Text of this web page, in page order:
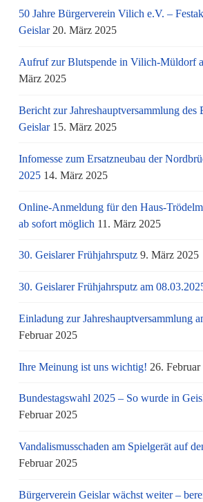
50 Jahre Bürgerverein Vilich e.V. –
Geislar 20. März 2025
Aufruf zur Blutspende in Vilich-Müldorf
März 2025
Bericht zur Jahreshauptversammlung des
Geislar 15. März 2025
Infomesse zum Ersatzneubau der
2025 14. März 2025
Online-Anmeldung für den Haus-
ab sofort möglich 11. März 2025
30. Geislarer Frühjahrsputz 9. März 2025
30. Geislarer Frühjahrsputz am
Einladung zur Jahreshauptversammlung
Februar 2025
Ihre Meinung ist uns wichtig! 26. Februar
Bundestagswahl 2025 – So wurde in
Februar 2025
Vandalismusschaden am Spielgerät auf
Februar 2025
Bürgerverein Geislar wächst weiter –